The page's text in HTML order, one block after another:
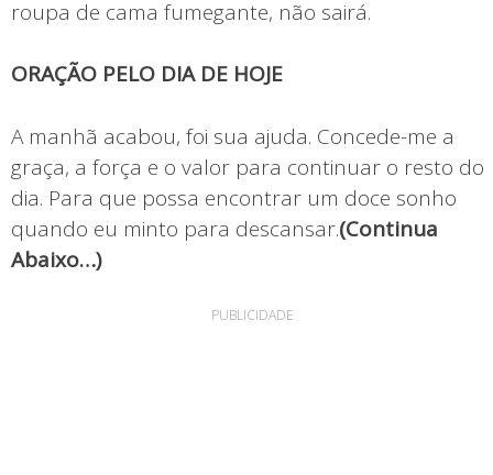
roupa de cama fumegante, não sairá.
ORAÇÃO PELO DIA DE HOJE
A manhã acabou, foi sua ajuda. Concede-me a
graça, a força e o valor para continuar o resto do
dia. Para que possa encontrar um doce sonho
quando eu minto para descansar.(Continua
Abaixo…)
PUBLICIDADE